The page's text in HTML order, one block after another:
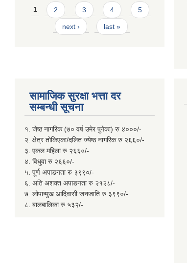
Pages
1 2 3 4 5
next › last »
सामाजिक सुरक्षा भत्ता दर
सम्बन्धी सूचना
१. जेष्ठ नागरिक (७० वर्ष उमेर पुगेका) रु ४०००/-
२. क्षेत्र तोकिएका/दलित ज्येष्ठ नागरिक रु २६६०/-
३. एकल महिला रु २६६०/-
४. विधुवा रु २६६०/-
५. पूर्ण अपाङगता रु ३९९०/-
६. अति अशक्त अपाङगता रु २१२८/-
७. लोपान्मुख आदिवासी जनजाति रु ३९९०/-
८. बालबालिका रु ५३२/-